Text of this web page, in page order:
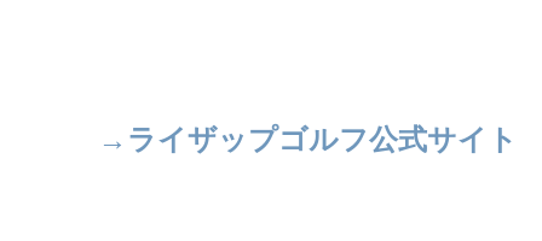
→ライザップゴルフ公式サイト